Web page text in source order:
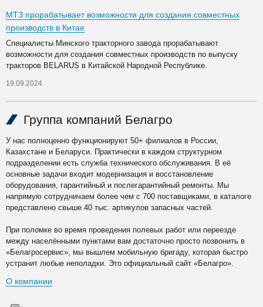
МТЗ прорабатывает возможности для создания совместных
производств в Китае
Специалисты Минского тракторного завода прорабатывают
возможности для создания совместных производств по выпуску
тракторов BELARUS в Китайской Народной Республике.
19.09.2024
Группа компаний Белагро
У нас полноценно функционируют 50+ филиалов в России,
Казахстане и Беларуси. Практически в каждом структурном
подразделении есть служба технического обслуживания. В её
основные задачи входит модернизация и восстановление
оборудования, гарантийный и послегарантийный ремонты. Мы
напрямую сотрудничаем более чем с 700 поставщиками, в каталоге
представлено свыше 40 тыс. артикулов запасных частей.
При поломке во время проведения полевых работ или переезде
между населёнными пунктами вам достаточно просто позвонить в
«Белагросервис», мы вышлем мобильную бригаду, которая быстро
устранит любые неполадки. Это официальный сайт «Белагро».
О компании